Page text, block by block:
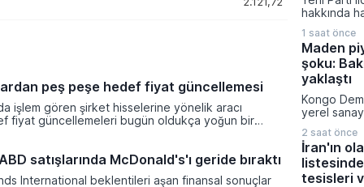
peş peşe hedef fiyat güncellemesi
işlem gören şirket hisselerine yönelik aracı
fiyat güncellemeleri bugün oldukça yoğun bir
çekerken, Türk Telekom ve Logo Yazılım gibi
beklentilerini aşağı yönlü güncellediği
satışlarında McDonald's'ı geride bıraktı
International beklentileri aşan finansal sonuçlar
itibaren tüm
hakkında
güncel oy
çarpıcı
Gazeteci
konuşan
taleplerini
rakamları
1 saat önce
Maden
şoku:
yaklaştı
Kongo
yerel
kısıtlama
konsantresi
yeni
durumlarda
2 saat önce
İran'ın
tesisleri